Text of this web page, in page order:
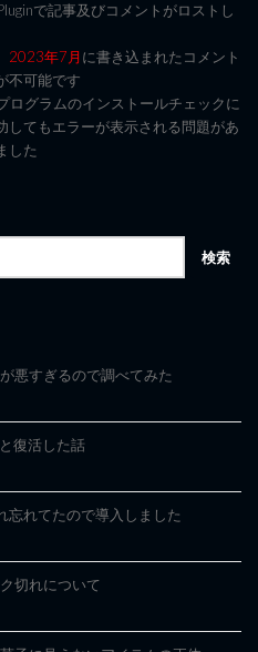
で記事及びコメントがロストし
2023年7月に書き込まれたコメント
不可能です
グラムのインストールチェックに
してもエラーが表示される問題があ
した
悪すぎるので調べてみた
復活した話
忘れてたので導入しました
切れについて